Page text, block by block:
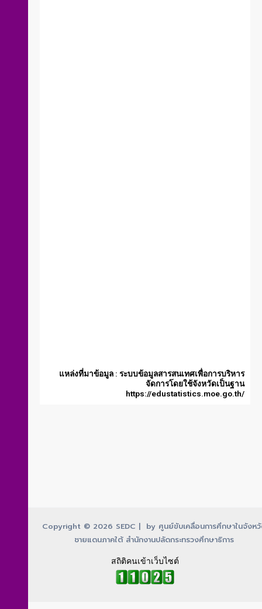
แหล่งที่มาข้อมูล : ระบบข้อมูลสารสนเทศเพื่อการบริหาร
จัดการโดยใช้จังหวัดเป็นฐาน
https://edustatistics.moe.go.th/
Copyright © 2026 SEDC | by ศูนย์ขับเคลื่อนการศึกษาในจังห
ชายแดนภาคใต้ สำนักงานปลัดกระทรวงศึกษาธิการ
สถิติคนเข้าเว็บไซต์